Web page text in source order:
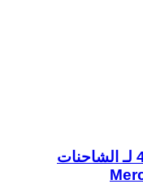
إعادة تدوير غاز العادم 4731400375 لـ الشاحنات